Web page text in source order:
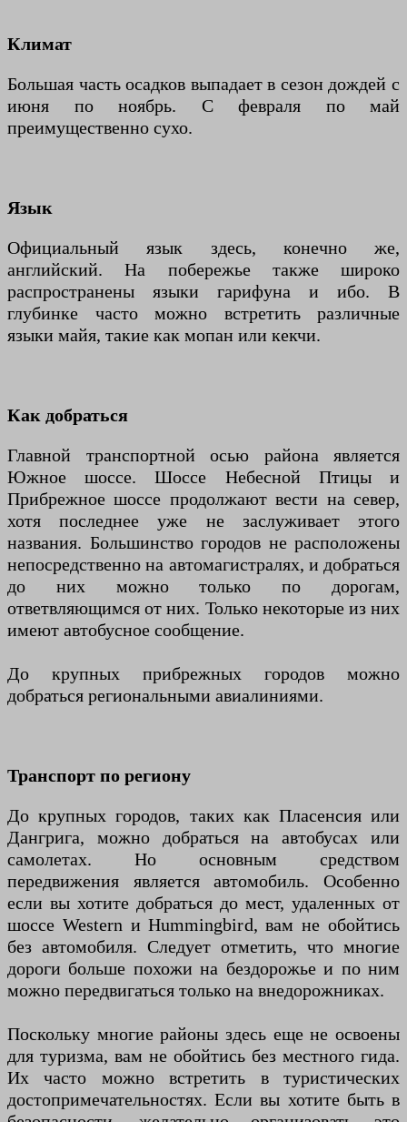
Климат
Большая часть осадков выпадает в сезон дождей с
июня по ноябрь. С февраля по май
преимущественно сухо.
Язык
Официальный язык здесь, конечно же,
английский. На побережье также широко
распространены языки гарифуна и ибо. В
глубинке часто можно встретить различные
языки майя, такие как мопан или кекчи.
Как добраться
Главной транспортной осью района является
Южное шоссе. Шоссе Небесной Птицы и
Прибрежное шоссе продолжают вести на север,
хотя последнее уже не заслуживает этого
названия. Большинство городов не расположены
непосредственно на автомагистралях, и добраться
до них можно только по дорогам,
ответвляющимся от них. Только некоторые из них
имеют автобусное сообщение.
До крупных прибрежных городов можно
добраться региональными авиалиниями.
Транспорт по региону
До крупных городов, таких как Пласенсия или
Дангрига, можно добраться на автобусах или
самолетах. Но основным средством
передвижения является автомобиль. Особенно
если вы хотите добраться до мест, удаленных от
шоссе Western и Hummingbird, вам не обойтись
без автомобиля. Следует отметить, что многие
дороги больше похожи на бездорожье и по ним
можно передвигаться только на внедорожниках.
Поскольку многие районы здесь еще не освоены
для туризма, вам не обойтись без местного гида.
Их часто можно встретить в туристических
достопримечательностях. Если вы хотите быть в